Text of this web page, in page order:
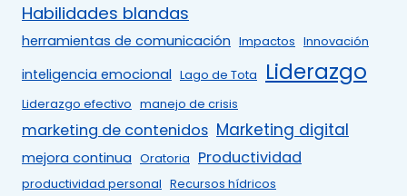
Habilidades blandas
herramientas de comunicación Impactos Innovación
inteligencia emocional Lago de Tota Liderazgo
Liderazgo efectivo manejo de crisis
marketing de contenidos Marketing digital
mejora continua Oratoria Productividad
productividad personal Recursos hídricos